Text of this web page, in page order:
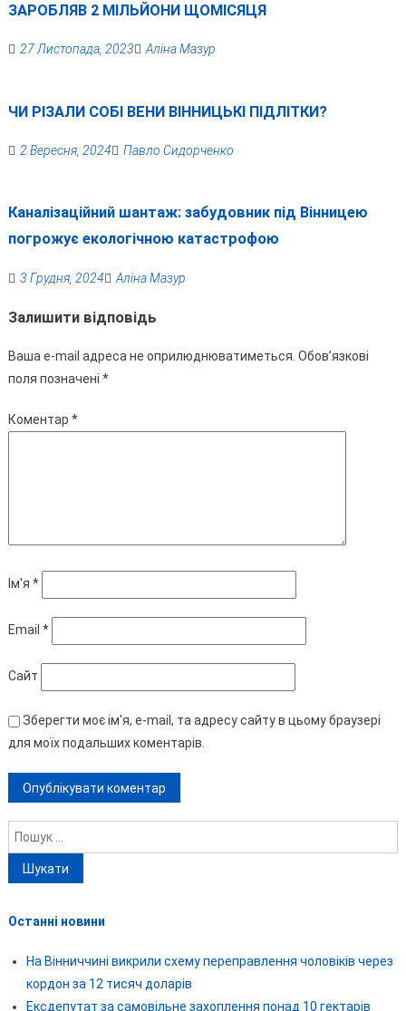
ЗАРОБЛЯВ 2 МІЛЬЙОНИ ЩОМІСЯЦЯ
27 Листопада, 2023 Аліна Мазур
ЧИ РІЗАЛИ СОБІ ВЕНИ ВІННИЦЬКІ ПІДЛІТКИ?
2 Вересня, 2024 Павло Сидорченко
Каналізаційний шантаж: забудовник під Вінницею
погрожує екологічною катастрофою
3 Грудня, 2024 Аліна Мазур
Залишити відповідь
Ваша e-mail адреса не оприлюднюватиметься. Обов’язкові
поля позначені *
Коментар *
Ім'я *
Email *
Сайт
Зберегти моє ім'я, e-mail, та адресу сайту в цьому браузері
для моїх подальших коментарів.
Пошук:
Останні новини
На Вінниччині викрили схему переправлення чоловіків через
кордон за 12 тисяч доларів
Ексдепутат за самовільне захоплення понад 10 гектарів